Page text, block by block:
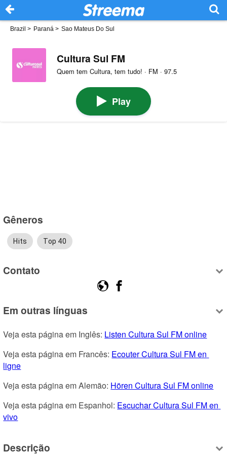
Brazil > Paraná > Sao Mateus Do Sul
Cultura Sul FM
Quem tem Cultura, tem tudo! · FM · 97.5
Play
Gêneros
Hits Top 40
Contato
Em outras línguas
Veja esta página em Inglês: Listen Cultura Sul FM online
Veja esta página em Francês: Ecouter Cultura Sul FM en
ligne
Veja esta página em Alemão: Hören Cultura Sul FM online
Veja esta página em Espanhol: Escuchar Cultura Sul FM en
vivo
Descrição